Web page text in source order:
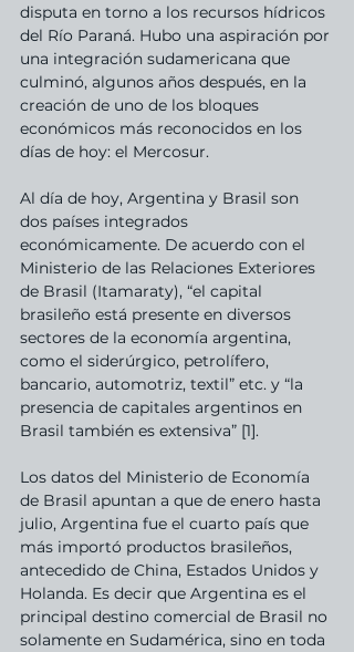
disputa en torno a los recursos hídricos
del Río Paraná. Hubo una aspiración por
una integración sudamericana que
culminó, algunos años después, en la
creación de uno de los bloques
económicos más reconocidos en los
días de hoy: el Mercosur.
Al día de hoy, Argentina y Brasil son
dos países integrados
económicamente. De acuerdo con el
Ministerio de las Relaciones Exteriores
de Brasil (Itamaraty), “el capital
brasileño está presente en diversos
sectores de la economía argentina,
como el siderúrgico, petrolífero,
bancario, automotriz, textil” etc. y “la
presencia de capitales argentinos en
Brasil también es extensiva” [1].
Los datos del Ministerio de Economía
de Brasil apuntan a que de enero hasta
julio, Argentina fue el cuarto país que
más importó productos brasileños,
antecedido de China, Estados Unidos y
Holanda. Es decir que Argentina es el
principal destino comercial de Brasil no
solamente en Sudamérica, sino en toda